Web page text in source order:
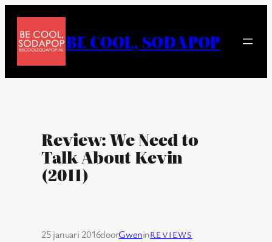
naar
inhoud
BE COOL, SODAPOP
Review: We Need to
Talk About Kevin
(2011)
25 januari 2016doorGweninREVIEWS